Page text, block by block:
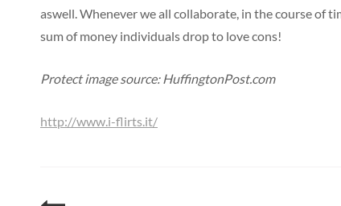
aswell. Whenever we all collaborate, in the course of
sum of money individuals drop to love cons!
Protect image source: HuffingtonPost.com
http://www.i-flirts.it/